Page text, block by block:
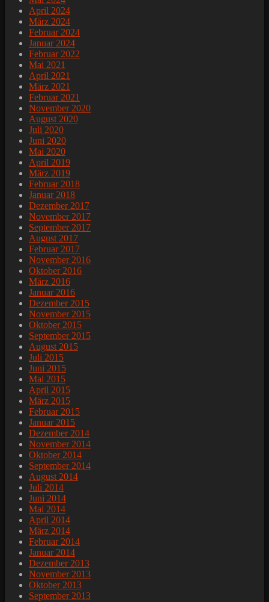
April 2024
März 2024
Februar 2024
Januar 2024
Februar 2022
Mai 2021
April 2021
März 2021
Februar 2021
November 2020
August 2020
Juli 2020
Juni 2020
Mai 2020
April 2019
März 2019
Februar 2018
Januar 2018
Dezember 2017
November 2017
September 2017
August 2017
Februar 2017
November 2016
Oktober 2016
März 2016
Januar 2016
Dezember 2015
November 2015
Oktober 2015
September 2015
August 2015
Juli 2015
Juni 2015
Mai 2015
April 2015
März 2015
Februar 2015
Januar 2015
Dezember 2014
November 2014
Oktober 2014
September 2014
August 2014
Juli 2014
Juni 2014
Mai 2014
April 2014
März 2014
Februar 2014
Januar 2014
Dezember 2013
November 2013
Oktober 2013
September 2013